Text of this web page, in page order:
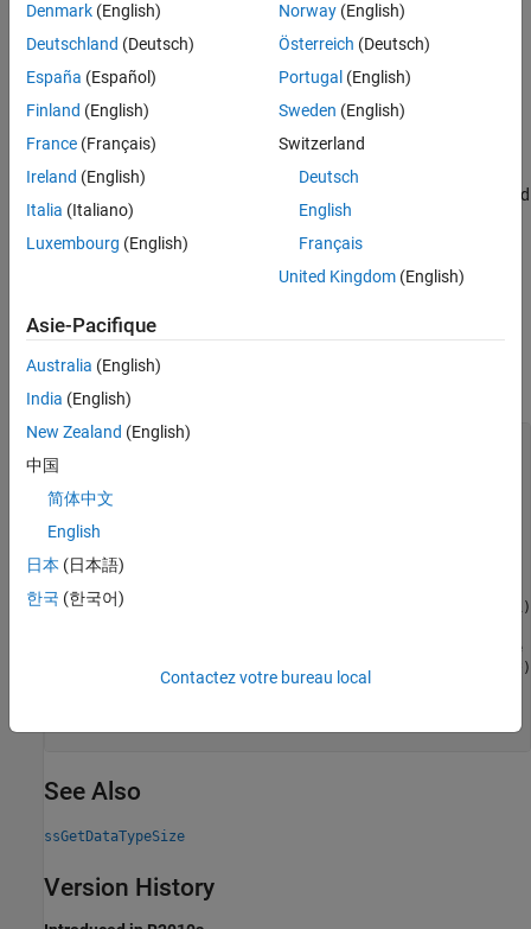
Description
Use to get the offset, in bytes, from the start of the bus data type
to the bus element that you specify and to obtain a pointer to the
memory location of the bus element. ThessGetBusElementOffset
S-function accounts for the data type, complexity, dimensions, and
any padding between the start of the bus signal and the bus
element that you specify.
C, C++
Examples
static void mdlOutputs(SimStruct *S, int_T tid)
    DTypeId    dType    = ssGetOutputPortDataType(S, 0);
    const void *u       = ssGetInputPortSignal(S, 0);
    int        numElems = ssGetNumBusElements(S, dType);
    int        i;
    for(i=0; i<numElems; i++) {
int_T offset = ssGetBusElementOffset(S, dType,
/* Assume that the bus element is of type double
const double *in = (const double*) ((const
See Also
ssGetDataTypeSize
Version History
Denmark (English)
Deutschland (Deutsch)
España (Español)
Finland (English)
France (Français)
Ireland (English)
Italia (Italiano)
Luxembourg (English)
Norway(English)
Österreich (Deutsch)
Portugal (English)
Sweden (English)
Switzerland
Deutsch
English
Français
United Kingdom(English)
Asie-Pacifique
Australia (English)
India (English)
New Zealand (English)
中国
简体中文
English
日本 (日本語)
한국 (한국어)
Contactez votre bureau local